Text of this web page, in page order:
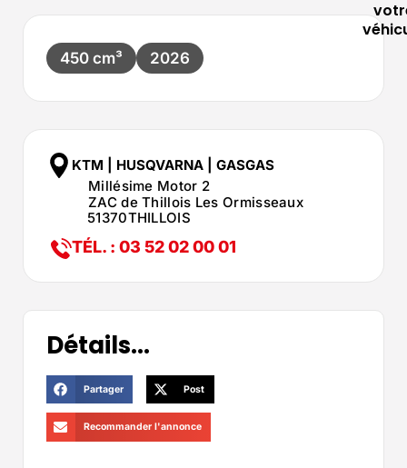
450 cm³ 2026
KTM | HUSQVARNA | GASGAS
Millésime Motor 2
ZAC de Thillois Les Ormisseaux
51370THILLOIS
TÉL. : 03 52 02 00 01
Détails...
Partager Post
Recommander l'annonce